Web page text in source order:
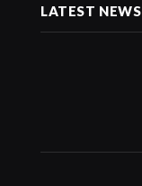
LATEST NEWS